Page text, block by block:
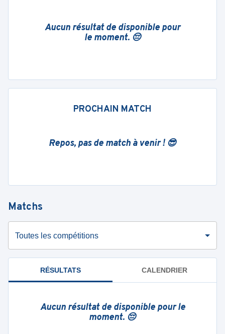
Aucun résultat de disponible pour
le moment. 😔
PROCHAIN MATCH
Repos, pas de match à venir ! 😎
Matchs
Toutes les compétitions
RÉSULTATS CALENDRIER
Aucun résultat de disponible pour le
moment. 😔